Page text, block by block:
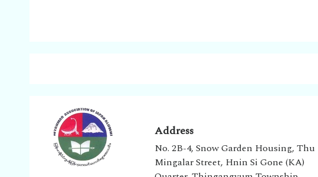
Address
No. 2B-4, Snow Garden Housing, Thu
Mingalar Street, Hnin Si Gone (KA)